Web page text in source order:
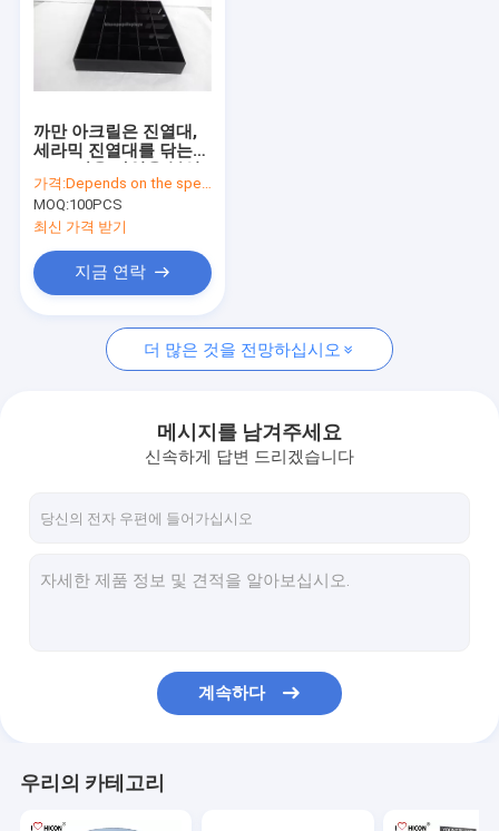
매장 선반
까만 아크릴은 진열대,
세라믹 진열대를 닦는
니다
가격:Depends on the specification
MOQ:100PCS
최신 가격 받기
지금 연락
더 많은 것을 전망하십시오
메시지를 남겨주세요
신속하게 답변 드리겠습니다
계속하다
우리의 카테고리